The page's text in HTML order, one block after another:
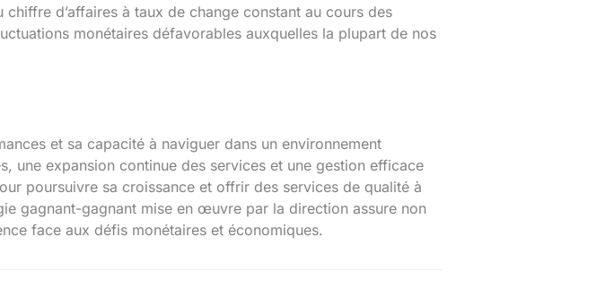
chiffre d’affaires à taux de change constant au cours des
monétaires défavorables auxquelles la plupart de nos
et sa capacité à naviguer dans un environnement
une expansion continue des services et une gestion efficace
poursuivre sa croissance et offrir des services de qualité à
gagnant-gagnant mise en œuvre par la direction assure non
face aux défis monétaires et économiques.